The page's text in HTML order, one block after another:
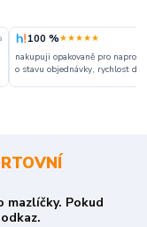
100 %★★★★★
nakupuji opakovaně pro
o stavu objednávky, rychlost
mazlíčky. Pokud